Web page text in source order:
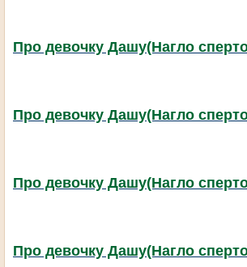
Про девочку Дашу(Нагло
Про девочку Дашу(Нагло
Про девочку Дашу(Нагло
Про девочку Дашу(Нагло